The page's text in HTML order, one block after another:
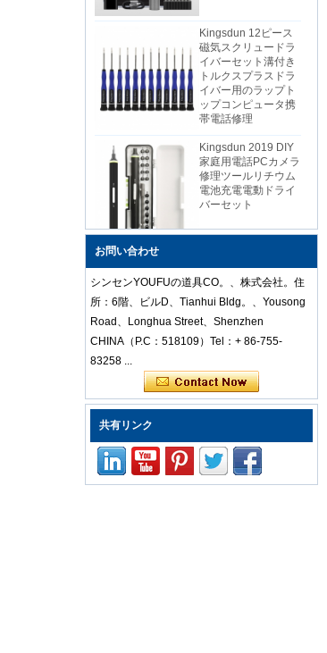
Kingsdun 12ピース
磁気スクリュードラ
イバーセット溝付き
トルクスプラスドラ
イバー用のラップト
ップコンピュータ携
帯電話修理
家庭用電話PCカメラ
修理ツールリチウム
電池充電電動ドライ
バーセット
電防止ステンレス鋼
ピンセットセットモ
バイルラップトップ
修理
機能磁気プロ家庭用
ドライバーセット修
理コンピューターツ
ED-80625 iPhoneお
よび小型電子製品用
お問い合わせ
シンセンYOUFUの道具CO。、株式会社。住
所：6階、ビルD、Tianhui Bldg。、Yousong
Road、Longhua Street、Shenzhen
CHINA（P.C：518109）Tel：+ 86-755-
83258 ...
共有リンク